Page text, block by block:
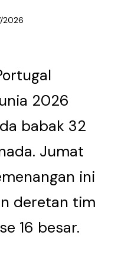
2026
2026
babak 32
Jumat
ini
deretan tim
16 besar.